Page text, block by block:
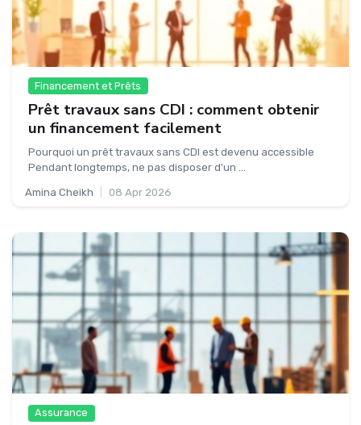
Financement et Prêts
Prêt travaux sans CDI : comment obtenir
un financement facilement
Pourquoi un prêt travaux sans CDI est devenu accessible
Pendant longtemps, ne pas disposer d'un ...
Amina Cheikh 08 Apr 2026
Assurance